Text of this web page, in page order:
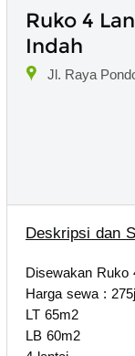
Ruko 4
Indah
Jl. Raya
Deskripsi dan
Disewakan Ruko
Harga sewa :
LT 65m2
LB 60m2